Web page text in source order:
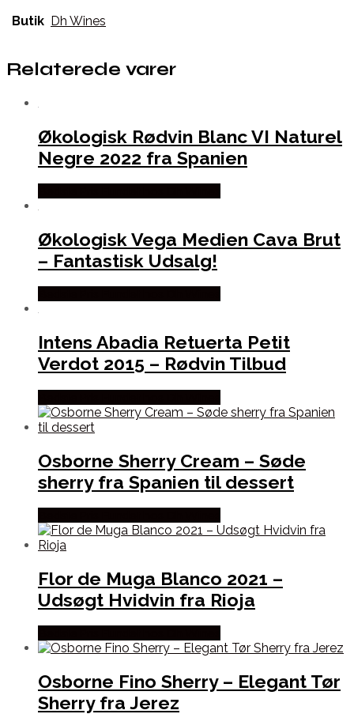
Butik Dh Wines
Relaterede varer
Økologisk Rødvin Blanc VI Naturel
Negre 2022 fra Spanien
Økologisk Vega Medien Cava Brut
– Fantastisk Udsalg!
Intens Abadia Retuerta Petit
Verdot 2015 – Rødvin Tilbud
Osborne Sherry Cream – Søde
sherry fra Spanien til dessert
Flor de Muga Blanco 2021 –
Udsøgt Hvidvin fra Rioja
Osborne Fino Sherry – Elegant Tør
Sherry fra Jerez